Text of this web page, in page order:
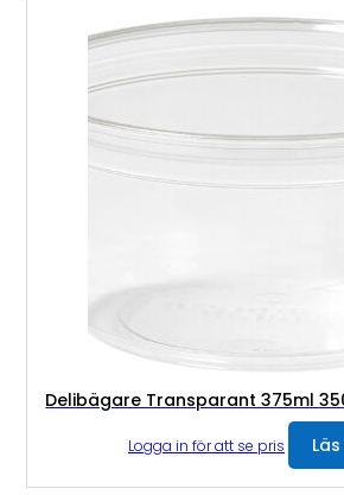
Delibägare Transparant 375ml
Logga in för att se pris